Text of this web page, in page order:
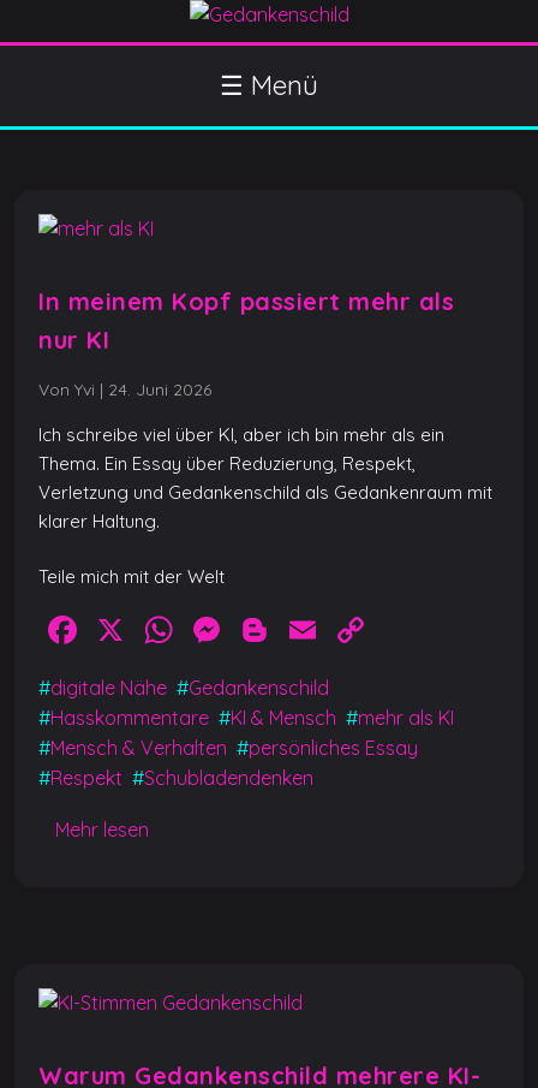
k
t
☰ Menü
In meinem Kopf passiert mehr als
nur KI
Von Yvi | 24. Juni 2026
Ich schreibe viel über KI, aber ich bin mehr als ein
Thema. Ein Essay über Reduzierung, Respekt,
Verletzung und Gedankenschild als Gedankenraum mit
klarer Haltung.
Teile mich mit der Welt
F
a
c
e
b
o
X
W
h
at
s
A
M
ss
e
n
Bl
g
g
er
E
m
ai
l
p
y
#digitale Nähe #Gedankenschild
#Hasskommentare #KI & Mensch #mehr als KI
#Mensch & Verhalten #persönliches Essay
#Respekt #Schubladendenken
Mehr lesen
Warum Gedankenschild mehrere KI-